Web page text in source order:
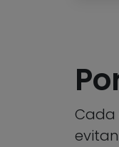
Cada